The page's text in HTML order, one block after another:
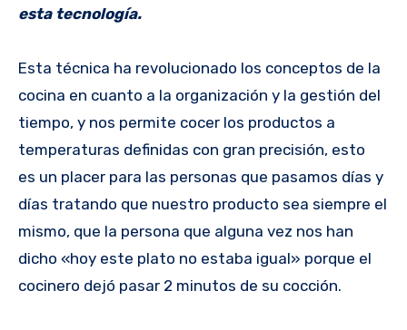
esta tecnología.
Esta técnica ha revolucionado los conceptos de la
cocina en cuanto a la organización y la gestión del
tiempo, y nos permite cocer los productos a
temperaturas definidas con gran precisión, esto
es un placer para las personas que pasamos días y
días tratando que nuestro producto sea siempre el
mismo, que la persona que alguna vez nos han
dicho «hoy este plato no estaba igual» porque el
cocinero dejó pasar 2 minutos de su cocción.